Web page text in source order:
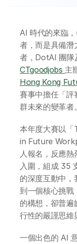
AI 時代的來臨
者，而是具備潛
CTgoodjobs 主
Hong Kong
賽事中擔任「評
群未來的變革者。
本年度大賽以
in Future
人報名，反應
入圍，組成 35
的深度互動中，
到一個核心挑戰
的構想，卻普
行性的嚴謹思維
一個出色的 AI